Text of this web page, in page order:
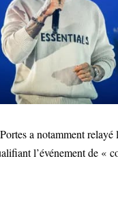
a notamment relayé
l’événement de «